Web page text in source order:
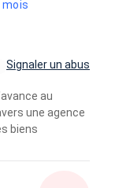
mois
Signaler un abus
au
une agence
biens